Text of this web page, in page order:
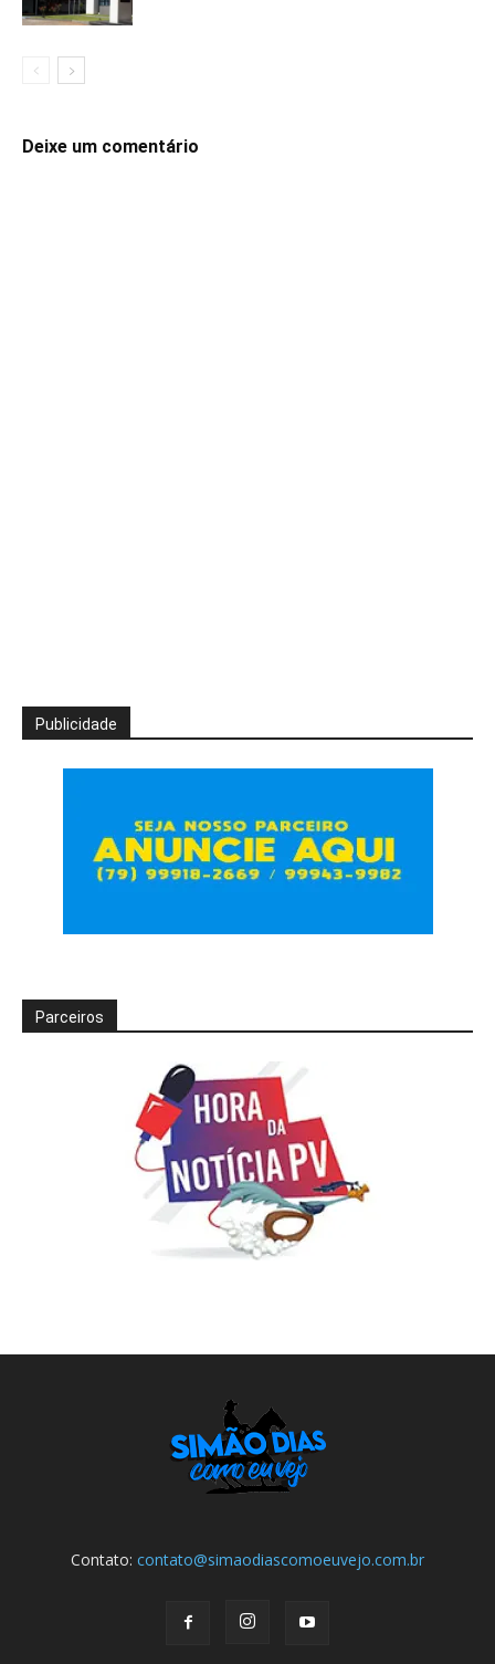
Deixe um comentário
Publicidade
Parceiros
Contato: contato@simaodiascomoeuvejo.com.br